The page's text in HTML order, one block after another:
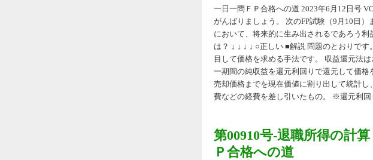
一日一問ＦＰ合格への道 2023年6月12日号
がんばりましょう。 次のFP試験（9月10日
において、将来的に生み出されるであろう
は？ ↓ ↓ ↓ ↓ ○正しい ■解説 問題のとおりで
目して価格を求める手法です。 収益還元法
一期間の純収益を還元利回りで還元して価
売却価格までを現在価値に割り出して統計
費などの経費を差し引いたもの。 ※還元利
第00910号-退職所得の計
Ｐ合格への道